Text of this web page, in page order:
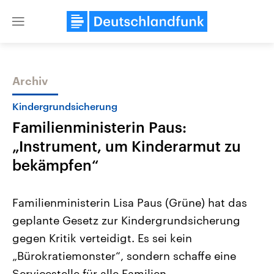
Close
Themen
2026
Alle Informationen
Sachsen-Anhalt wählt am 6.
September 2026 einen neuen
Landtag. Seit 2021 wird das
Bundesland von einer Koalition aus
Aktuelle Beiträge,
Hintergründe
Wirtschaftlich und
gehören die Vereinigten
den mächtigsten Ländern
mit großem Einfluss auf
Archiv
Kindergrundsicherung
Familienministerin Paus:
„Instrument, um Kinderarmut zu
bekämpfen“
Familienministerin Lisa Paus (Grüne) hat das
geplante Gesetz zur Kindergrundsicherung
gegen Kritik verteidigt. Es sei kein
„Bürokratiemonster“, sondern schaffe eine